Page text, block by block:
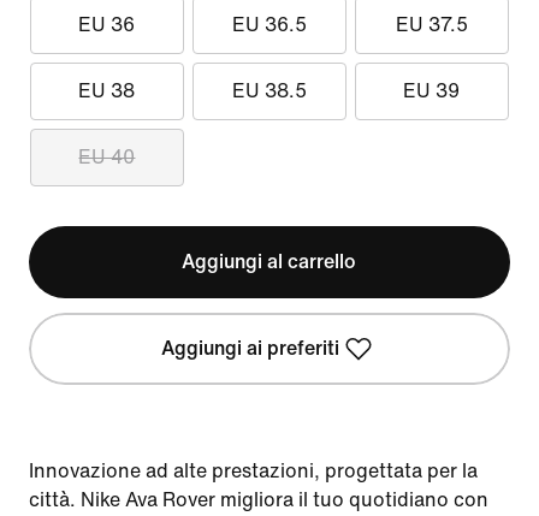
EU 36 EU 36.5 EU 37.5
EU 38 EU 38.5 EU 39
EU 40
Aggiungi al carrello
Aggiungi ai preferiti
Innovazione ad alte prestazioni, progettata per la
città. Nike Ava Rover migliora il tuo quotidiano con